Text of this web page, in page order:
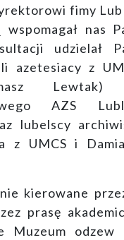
fimy
wspomagał nas
udzielał
azetesiacy z
AZS
lubelscy
z UMCS i
kierowane
prasę
Muzeum odzew